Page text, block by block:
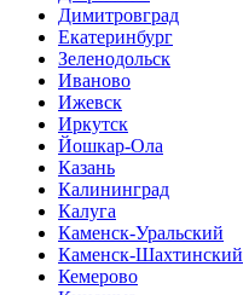
Димитровград
Екатеринбург
Зеленодольск
Иваново
Ижевск
Иркутск
Йошкар-Ола
Казань
Калининград
Калуга
Каменск-Уральский
Каменск-Шахтинский
Кемерово